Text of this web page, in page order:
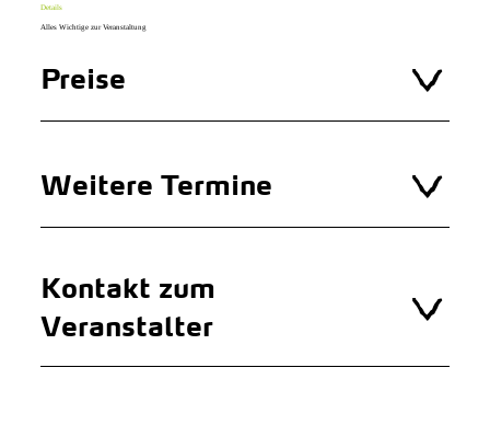
Details
Alles Wichtige zur Veranstaltung
Preise
Weitere Termine
Kontakt zum
Veranstalter